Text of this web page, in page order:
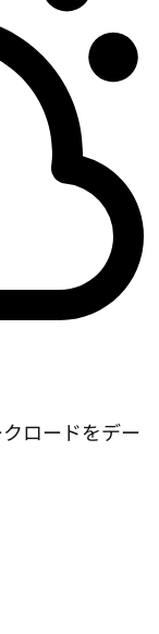
ロードをデー